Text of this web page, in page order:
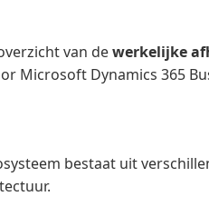
van dewerkelijke
Microsoft Dynamics 365
bestaat uit